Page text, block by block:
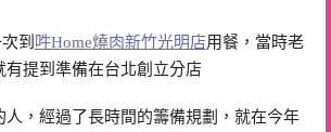
到 吽Home燒肉新竹光明店用餐，當時老
有提到準備在台北創立分店
人，經過了長時間的籌備規劃，就在今年